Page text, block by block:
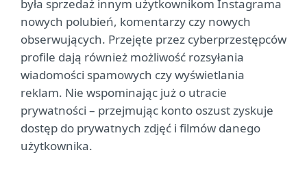
była sprzedaż innym użytkownikom Instagrama
nowych polubień, komentarzy czy nowych
obserwujących. Przejęte przez cyberprzestępców
profile dają również możliwość rozsyłania
wiadomości spamowych czy wyświetlania
reklam. Nie wspominając już o utracie
prywatności – przejmując konto oszust zyskuje
dostęp do prywatnych zdjęć i filmów danego
użytkownika.